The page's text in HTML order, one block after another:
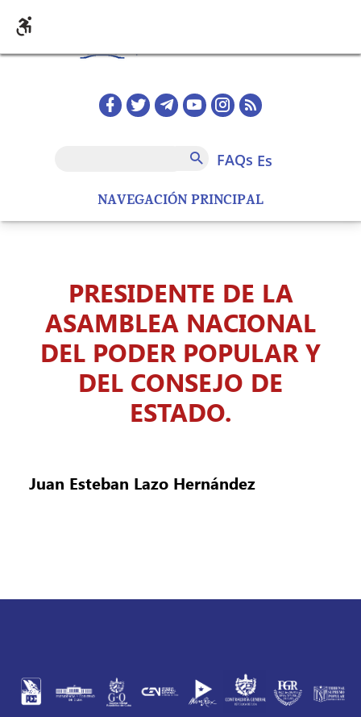
NAVEGACIÓN PRINCIPAL
Redes sociales home
FAQs
FAQs es
PRESIDENTE DE LA
ASAMBLEA NACIONAL
DEL PODER POPULAR Y
DEL CONSEJO DE
ESTADO.
Juan Esteban Lazo Hernández